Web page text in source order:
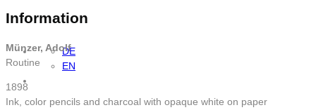
DE
EN
Information
Münzer, Adolf
Routine
1898
Ink, color pencils and charcoal with opaque white on paper